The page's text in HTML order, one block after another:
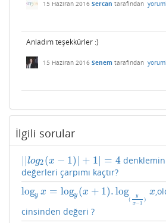
15 Haziran 2016 Sercan tarafından
Anladım teşekkürler :)
15 Haziran 2016 Senem tarafından
İlgili sorular
||log2 (x − 1)| + 1| = 4
|log2(x −1) |+ |= 4
değerleri çarpımı kaçtır?
logy x = logy (x + 1). log
(
y
x− 1
)
x
logyx= log y(x+1).log(y x−1 )x
cinsinden değeri ?